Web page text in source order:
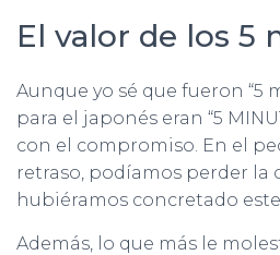
El valor de los 5
Aunque yo sé que fueron “5
para el japonés eran “5
con el compromiso. En el
retraso, podíamos perder la
hubiéramos concretado
Además, lo que más le